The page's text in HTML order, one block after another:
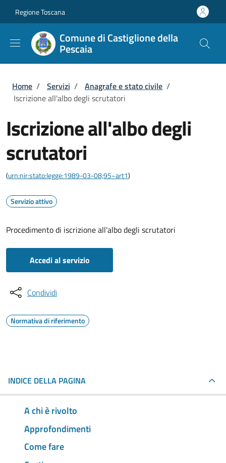
Regione Toscana
Comune di Castiglione della
Pescaia
Briciole di pane
Home / Servizi / Anagrafe e stato civile /
Iscrizione all'albo degli scrutatori
Iscrizione all'albo degli
scrutatori
(urn:nir:stato:legge:1989-03-08;95~art1)
Servizio attivo
Procedimento di iscrizione all'albo degli scrutatori
Accedi al servizio
Condividi
Normativa di riferimento
INDICE DELLA PAGINA
A chi è rivolto
Approfondimenti
Come fare